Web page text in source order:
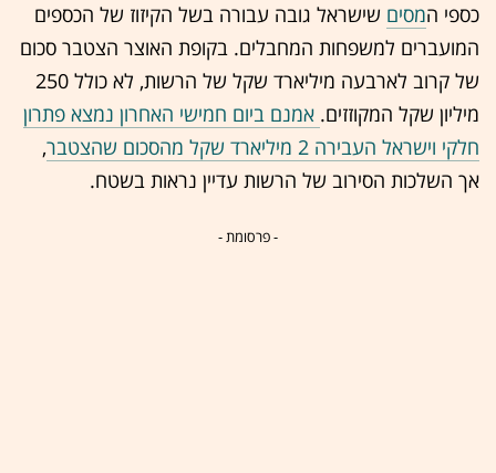
כספי המסים שישראל גובה עבורה בשל הקיזוז של הכספים
המועברים למשפחות המחבלים. בקופת האוצר הצטבר סכום
של קרוב לארבעה מיליארד שקל של הרשות, לא כולל 250
מיליון שקל המקוזזים. אמנם ביום חמישי האחרון נמצא פתרון
חלקי וישראל העבירה 2 מיליארד שקל מהסכום שהצטבר
,
אך השלכות הסירוב של הרשות עדיין נראות בשטח.
- פרסומת -